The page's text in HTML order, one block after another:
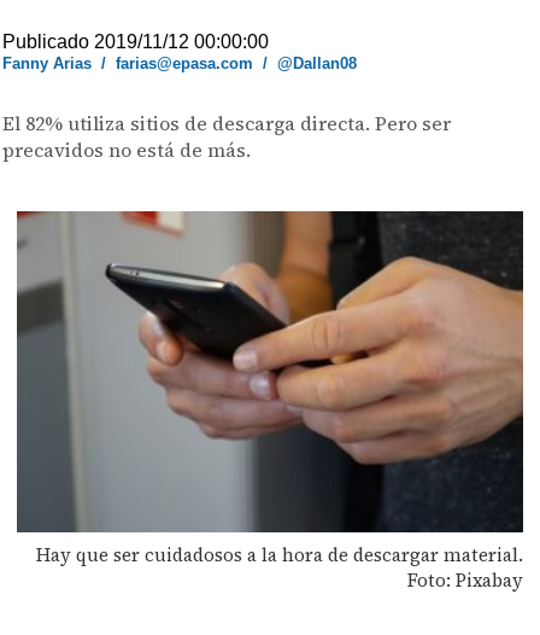
Publicado 2019/11/12 00:00:00
Fanny Arias /farias@epasa.com /@Dallan08
El 82% utiliza sitios de descarga directa. Pero ser
precavidos no está de más.
Hay que ser cuidadosos a la hora de descargar material.
Foto: Pixabay